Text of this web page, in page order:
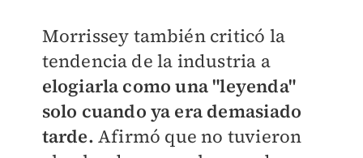
Morrissey también criticó la
tendencia de la industria a
elogiarla como una "leyenda"
solo cuando ya era demasiado
tarde. Afirmó que no tuvieron